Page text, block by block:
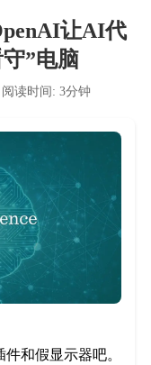
让AI代
”电脑
阅读时间: 3分钟
和假显示器吧。